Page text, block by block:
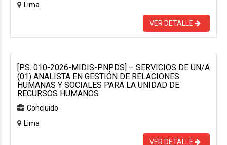
Lima
VER DETALLE
[P.S. 010-2026-MIDIS-PNPDS] – SERVICIOS DE UN/A
(01) ANALISTA EN GESTIÓN DE RELACIONES
HUMANAS Y SOCIALES PARA LA UNIDAD DE
RECURSOS HUMANOS
Concluido
Lima
VER DETALLE